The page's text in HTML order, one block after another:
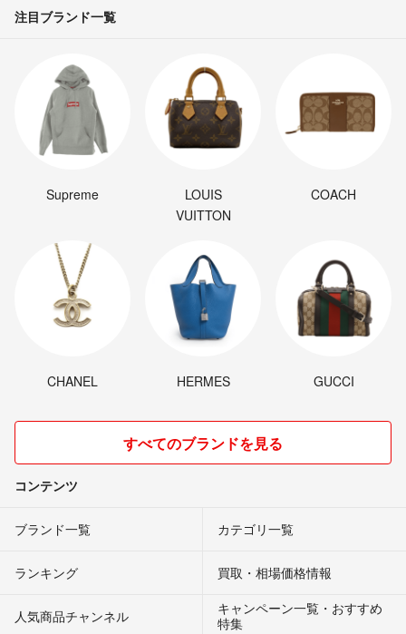
注目ブランド一覧
Supreme
LOUIS
VUITTON
COACH
CHANEL HERMES GUCCI
すべてのブランドを見る
コンテンツ
ブランド一覧 カテゴリ一覧
ランキング 買取・相場価格情報
人気商品チャンネル
キャンペーン一覧・おすすめ
特集